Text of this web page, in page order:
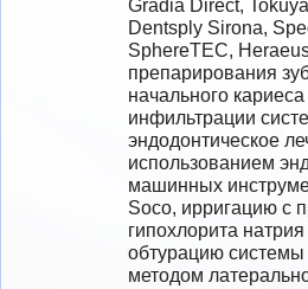
Gradia Direct,
Dentsply Sirona,
SphereTEC,
препарирования
начального
инфильтрации
эндодонтическое
использованием
машинных
Soco, ирригацию с
гипохлорита
обтурацию
методом